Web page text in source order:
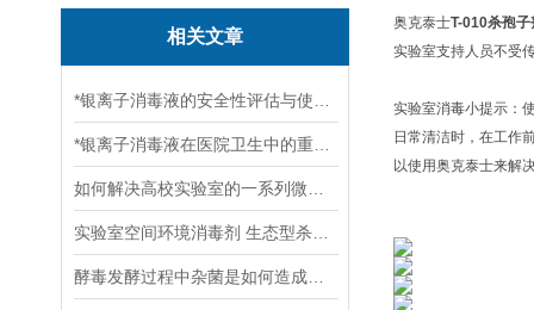
相关文章
奥克泰士T-010杀孢
实验室支持人员不受
实验室消毒小提示：
日常清洁时，在工作
以使用奥克泰士来解